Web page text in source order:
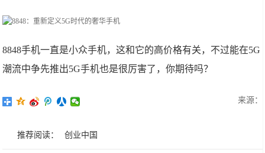
8848手机一直是小众手机，这和它的高价格有关，不过能在5G
潮流中争先推出5G手机也是很厉害了，你期待吗？
来源：
推荐阅读： 创业中国